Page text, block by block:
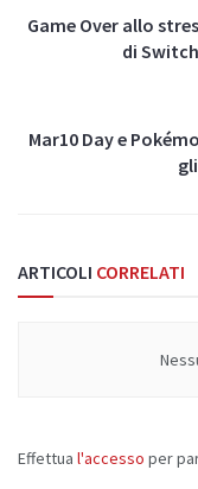
Game Over allo
di
Mar10 Day e
ARTICOLI CORRELATI
Effettua l'accesso per